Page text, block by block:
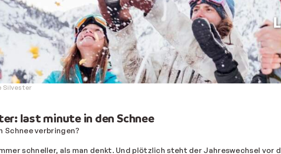
Silvester
last minute in den Schnee
Schnee verbringen?
schneller, als man denkt. Und plötzlich steht der Jahreswechsel vor